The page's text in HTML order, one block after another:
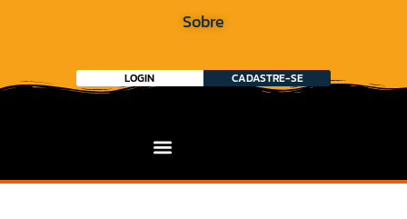
Sobre
LOGIN CADASTRE-SE